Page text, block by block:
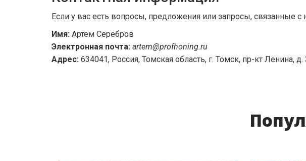
Если у вас есть вопросы, предложения или запросы, связанные
Имя: Артем Серебров
Электронная почта: artem@profhoning.ru
Адрес: 634041, Россия, Томская область, г. Томск, пр-кт Ленина, д.